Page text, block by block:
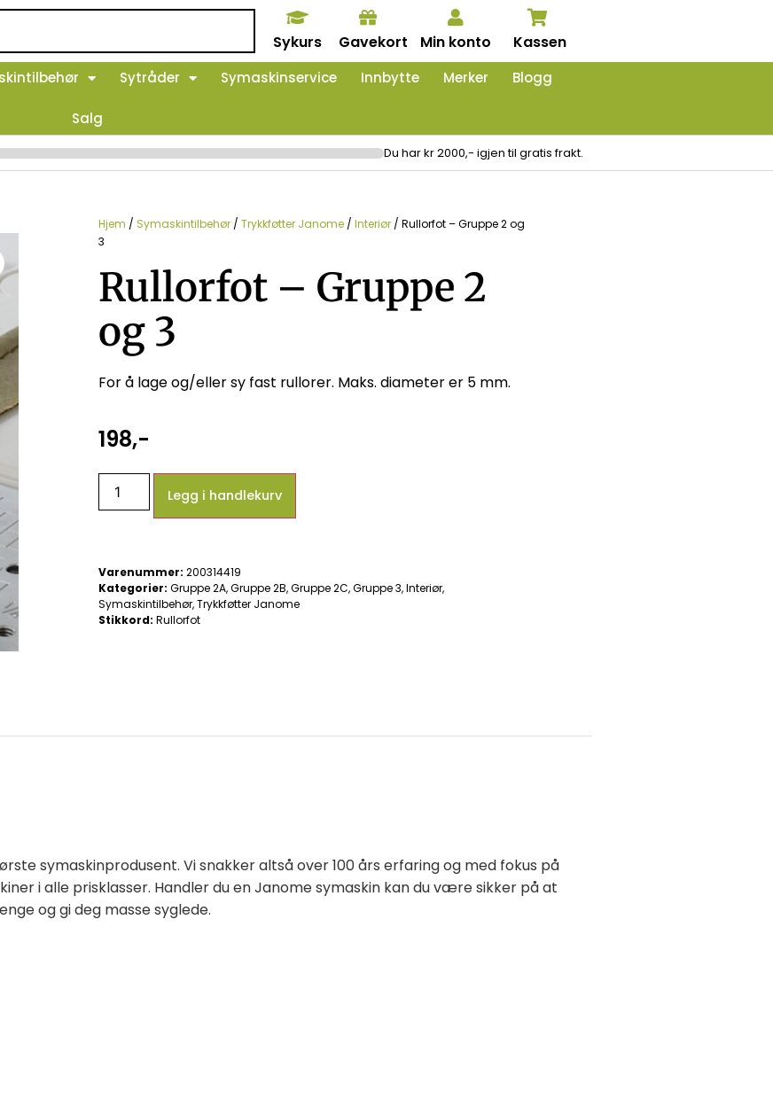
Sykurs Gavekort Min konto Kassen
Sytråder Symaskinservice Innbytte Merker Blogg
Salg
Du har kr 2000,- igjen til gratis frakt.
Hjem / Symaskintilbehør / Trykkføtter Janome / Interiør / Rullorfot – Gruppe 2 og
3
Rullorfot – Gruppe 2
og 3
For å lage og/eller sy fast rullorer. Maks. diameter er 5 mm.
198,-
Legg i handlekurv
Varenummer: 200314419
Kategorier: Gruppe 2A,Gruppe 2B,Gruppe 2C,Gruppe 3,Interiør,
Symaskintilbehør,Trykkføtter Janome
Stikkord: Rullorfot
symaskinprodusent. Vi snakker altså over 100 års erfaring og med fokus på
i alle prisklasser. Handler du en Janome symaskin kan du være sikker på at
og gi deg masse syglede.